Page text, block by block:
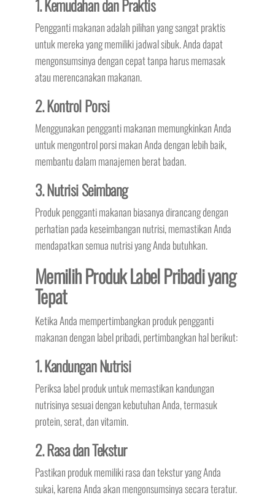
1. Kemudahan dan Praktis
Pengganti makanan adalah pilihan yang sangat praktis
untuk mereka yang memiliki jadwal sibuk. Anda dapat
mengonsumsinya dengan cepat tanpa harus memasak
atau merencanakan makanan.
2. Kontrol Porsi
Menggunakan pengganti makanan memungkinkan Anda
untuk mengontrol porsi makan Anda dengan lebih baik,
membantu dalam manajemen berat badan.
3. Nutrisi Seimbang
Produk pengganti makanan biasanya dirancang dengan
perhatian pada keseimbangan nutrisi, memastikan Anda
mendapatkan semua nutrisi yang Anda butuhkan.
Memilih Produk Label Pribadi yang
Tepat
Ketika Anda mempertimbangkan produk pengganti
makanan dengan label pribadi, pertimbangkan hal berikut:
1. Kandungan Nutrisi
Periksa label produk untuk memastikan kandungan
nutrisinya sesuai dengan kebutuhan Anda, termasuk
protein, serat, dan vitamin.
2. Rasa dan Tekstur
Pastikan produk memiliki rasa dan tekstur yang Anda
sukai, karena Anda akan mengonsumsinya secara teratur.